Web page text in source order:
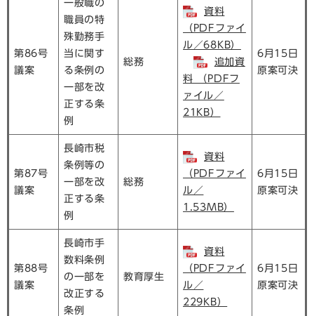
第86号
議案
一般職の
職員の特
殊勤務手
当に関す
る条例の
一部を改
正する条
例
総務
資料
（PDFファイ
ル／68KB）
追加資
料 （PDFフ
ァイル／
21KB）
6月15日
原案可決
第87号
議案
長崎市税
条例等の
一部を改
正する条
例
総務
資料
（PDFファイ
ル／
1.53MB）
6月15日
原案可決
第88号
議案
長崎市手
数料条例
の一部を
改正する
条例
教育厚生
資料
（PDFファイ
ル／
229KB）
6月15日
原案可決